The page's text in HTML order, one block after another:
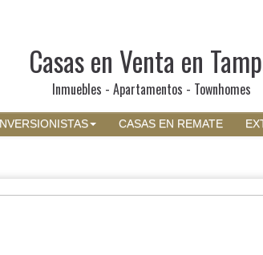
Casas en Venta en
Inmuebles - Apartamentos - Townhomes
INVERSIONISTAS CASAS EN REMATE